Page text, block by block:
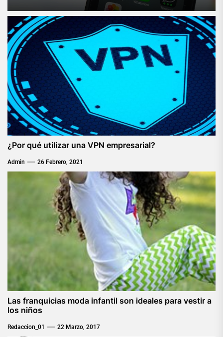
¿Por qué utilizar una VPN empresarial?
Admin 26 Febrero, 2021
Las franquicias moda infantil son ideales para vestir a
los niños
Redaccion_01 22 Marzo, 2017